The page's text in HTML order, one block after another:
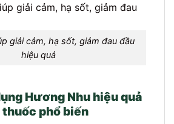
giải cảm, hạ sốt, giảm đau đầu
hiệu quả
Hương Nhu hiệu quả
thuốc phổ biến